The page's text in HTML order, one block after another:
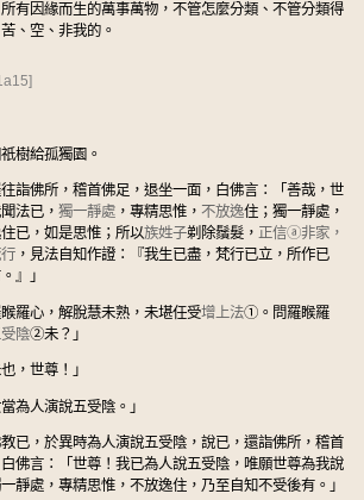
有因緣而生的萬事萬物，不管怎麼分類、不管分類得
、空、非我的。
樹給孤獨園。
詣佛所，稽首佛足，退坐一面，白佛言：「善哉，世
法已， 獨一靜處 ，專精思惟， 不放逸住；獨一靜處，
已，如是思惟；所以族姓子剃除鬚髮， 正信ⓐ非家，
，見法自知作證：『我生已盡，梵行已立，所作已
』」
羅心，解脫慧未熟，未堪任受增上法① 。問羅睺羅
陰②未？」
，世尊！」
為人演說五受陰。」
已，於異時為人演說五受陰，說已，還詣佛所，稽首
佛言：「世尊！我已為人說五受陰，唯願世尊為我說
靜處，專精思惟，不放逸住，乃至自知不受後有。」